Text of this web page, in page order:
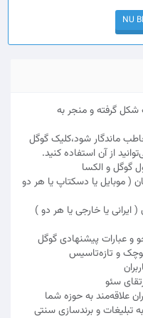
گرفته و منجر به
ماندگار شود،کلیک گوگل
از آن استفاده کنید.
گوگل و الکسا
( موبایل یا دسکتاپ یا هر دو
ایرانی یا خارجی یا هر دو )
و عبارات پیشنهادی گوگل
و تازه‌تاسیس
سئو
علاقه‌مند به حوزه شما
تبلیغات و برندسازی سنتی